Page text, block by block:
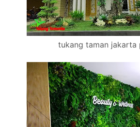
tukang taman jakarta